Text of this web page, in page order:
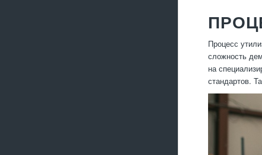
Процесс
сложность
на
стандартов.